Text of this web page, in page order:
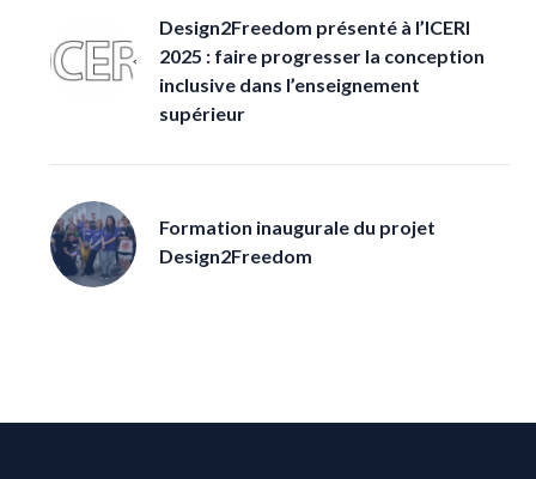
Design2Freedom présenté à l’ICERI
2025 : faire progresser la conception
inclusive dans l’enseignement
supérieur
Formation inaugurale du projet
Design2Freedom